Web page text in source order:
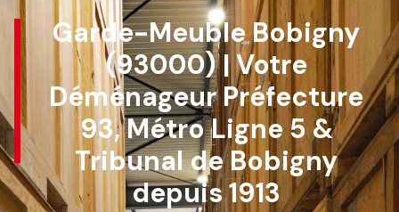
Garde-Meuble Bobigny
(93000) | Votre
Déménageur Préfecture
93, Métro Ligne 5 &
Tribunal de Bobigny
depuis 1913